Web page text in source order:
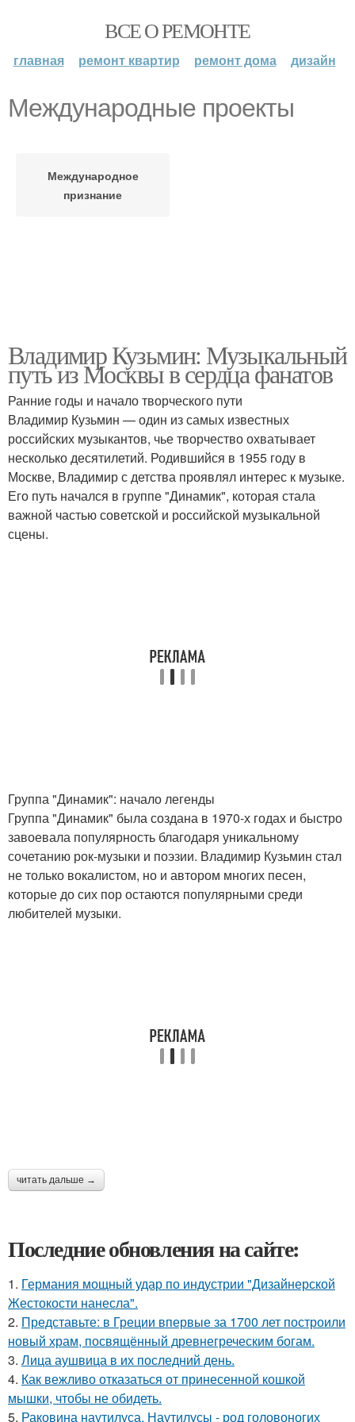
ВСЕ О РЕМОНТЕ
главная ремонт квартир ремонт дома дизайн
Международные проекты
Международное
признание
Владимир Кузьмин: Музыкальный
путь из Москвы в сердца фанатов
Ранние годы и начало творческого пути
Владимир Кузьмин — один из самых известных
российских музыкантов, чье творчество охватывает
несколько десятилетий. Родившийся в 1955 году в
Москве, Владимир с детства проявлял интерес к музыке.
Его путь начался в группе "Динамик", которая стала
важной частью советской и российской музыкальной
сцены.
Группа "Динамик": начало легенды
Группа "Динамик" была создана в 1970-х годах и быстро
завоевала популярность благодаря уникальному
сочетанию рок-музыки и поэзии. Владимир Кузьмин стал
не только вокалистом, но и автором многих песен,
которые до сих пор остаются популярными среди
любителей музыки.
читать дальше →
Последние обновления на сайте:
1. Германия мощный удар по индустрии "Дизайнерской
Жестокости нанесла".
2. Представьте: в Греции впервые за 1700 лет построили
новый храм, посвящённый древнегреческим богам.
3. Лица аушвица в их последний день.
4. Как вежливо отказаться от принесенной кошкой
мышки, чтобы не обидеть.
5. Раковина наутилуса. Наутилусы - род головоногих